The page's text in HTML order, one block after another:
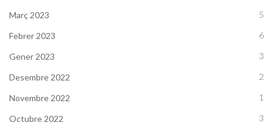
Març 2023 5
Febrer 2023 6
Gener 2023 3
Desembre 2022 2
Novembre 2022 1
Octubre 2022 3